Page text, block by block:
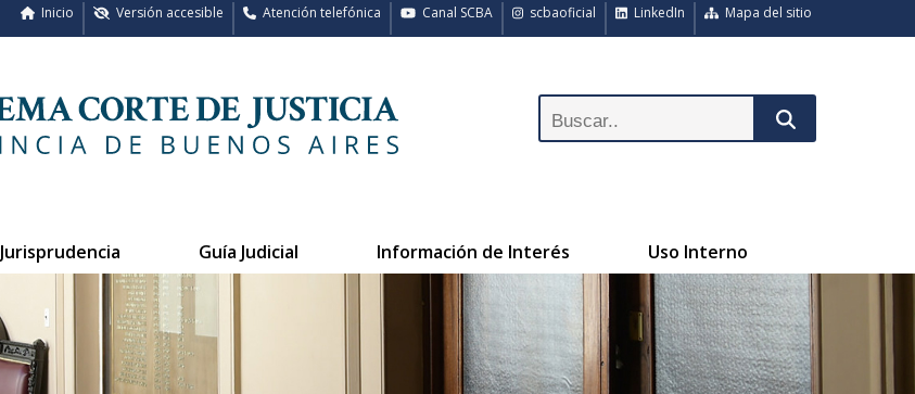
Mapa del sitio
LinkedIn
scbaoficial
Canal SCBA
Atención telefónica
Versión accesible
Inicio
Jurisprudencia Guía Judicial Información de Interés Uso Interno